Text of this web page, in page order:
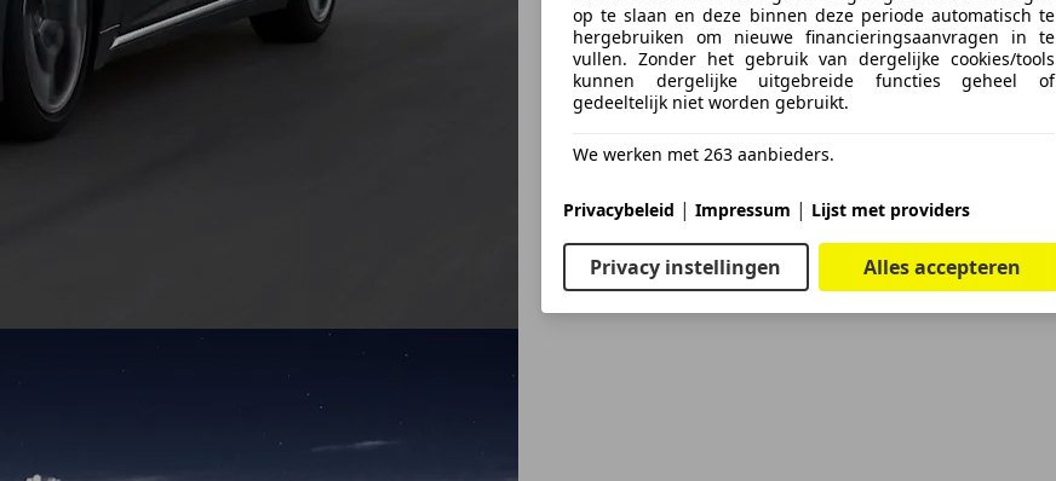
op te slaan en deze binnen deze periode automatisch te
hergebruiken om nieuwe financieringsaanvragen in te
vullen. Zonder het gebruik van dergelijke cookies/tools
kunnen dergelijke uitgebreide functies geheel of
gedeeltelijk niet worden gebruikt.
We werken met 263 aanbieders.
Privacybeleid | Impressum | Lijst met providers
Privacy instellingen Alles accepteren